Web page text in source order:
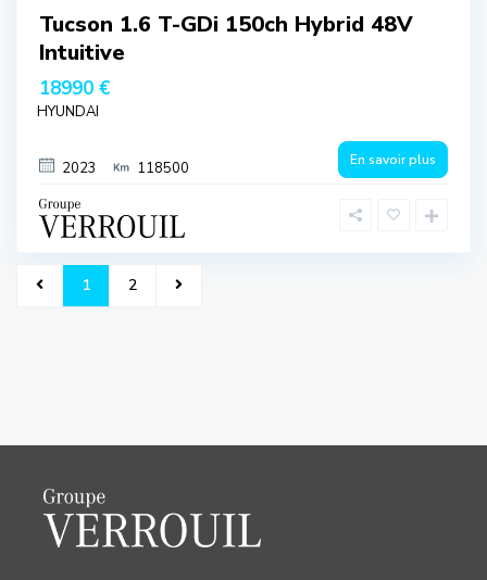
Tucson 1.6 T-GDi 150ch Hybrid 48V
Intuitive
18990 €
HYUNDAI
2023 118500 En savoir plus
1 2